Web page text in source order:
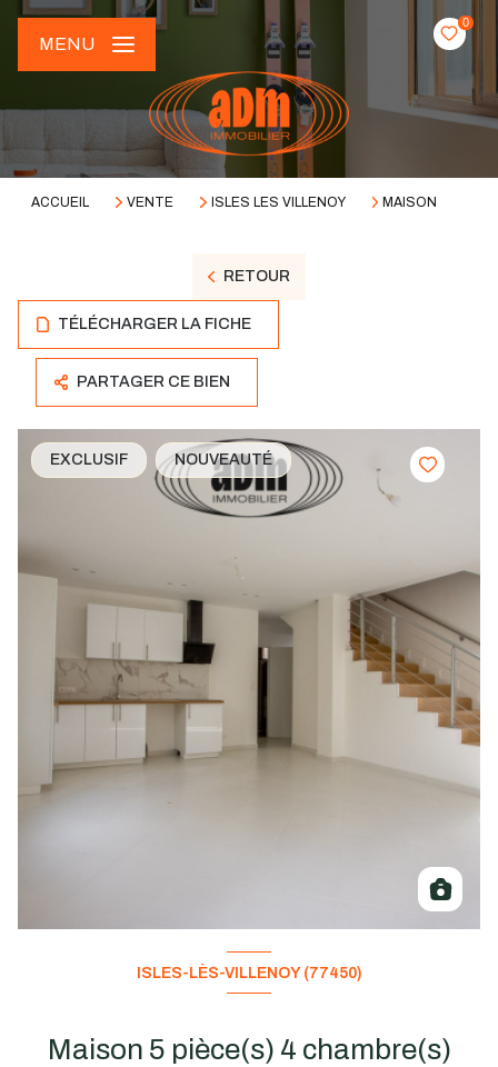
0
MENU
ACCUEIL VENTE ISLES LES VILLENOY MAISON
RETOUR
TÉLÉCHARGER LA FICHE
PARTAGER CE BIEN
EXCLUSIF NOUVEAUTÉ
ISLES-LÈS-VILLENOY (77450)
Maison 5 pièce(s) 4 chambre(s)